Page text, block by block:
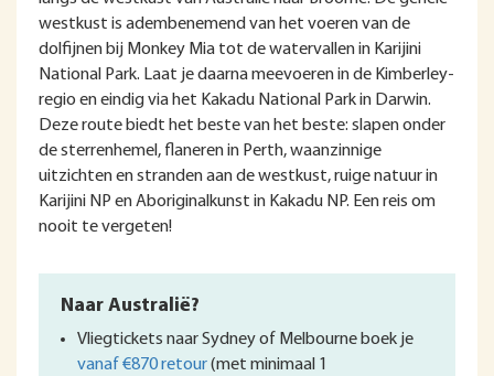
westkust is adembenemend van het voeren van de
dolfijnen bij Monkey Mia tot de watervallen in Karijini
National Park. Laat je daarna meevoeren in de Kimberley-
regio en eindig via het Kakadu National Park in Darwin.
Deze route biedt het beste van het beste: slapen onder
de sterrenhemel, flaneren in Perth, waanzinnige
uitzichten en stranden aan de westkust, ruige natuur in
Karijini NP en Aboriginalkunst in Kakadu NP. Een reis om
nooit te vergeten!
Naar Australië?
Vliegtickets naar Sydney of Melbourne boek je
vanaf €870 retour(met minimaal 1